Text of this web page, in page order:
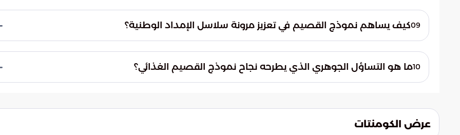
هذا المركز تجميع الإنتاج وإعادة تنظيمه وضخه في مسارات تجارية مبتكرة، مما يربط المزرعة
بالمستهلك مباشرة ويقلل من تعقيدات سلاسل الإمداد.
09كيف يساهم نموذج القصيم في تعزيز مرونة سلاسل الإمداد الوطنية؟
بين الإنتاج والخدمات اللوجستية يعزز قدرة المملكة على مواجهة تقلبات الطلب الموسمي ويضمن
تدفقاً مستمراً للمحاصيل الصينية الأساسية دون انقطاع.
10ما هو التساؤل الجوهري الذي يطرحه نجاح نموذج القصيم الغذائي؟
منطقة وضمان استدامة الأمن الغذائي الوطني على المدى الطويل.
عرض الكومنتات